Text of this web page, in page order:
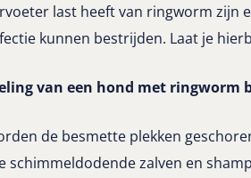
last heeft van ringworm zijn
kunnen bestrijden. Laat je
van een hond met ringworm
de besmette plekken
schimmeldodende zalven en